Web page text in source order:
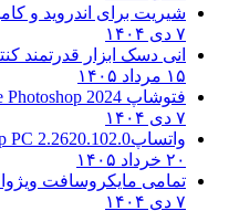
شیریت برای اندروید و کامپیوتر
انی دسک ابزار قدرتمند کنترل
فتوشاپ CC 2025Adobe Photoshop 2024
واتساپPC 2.2620.102.0
تمامی مایکروسافت ویژوال CC++